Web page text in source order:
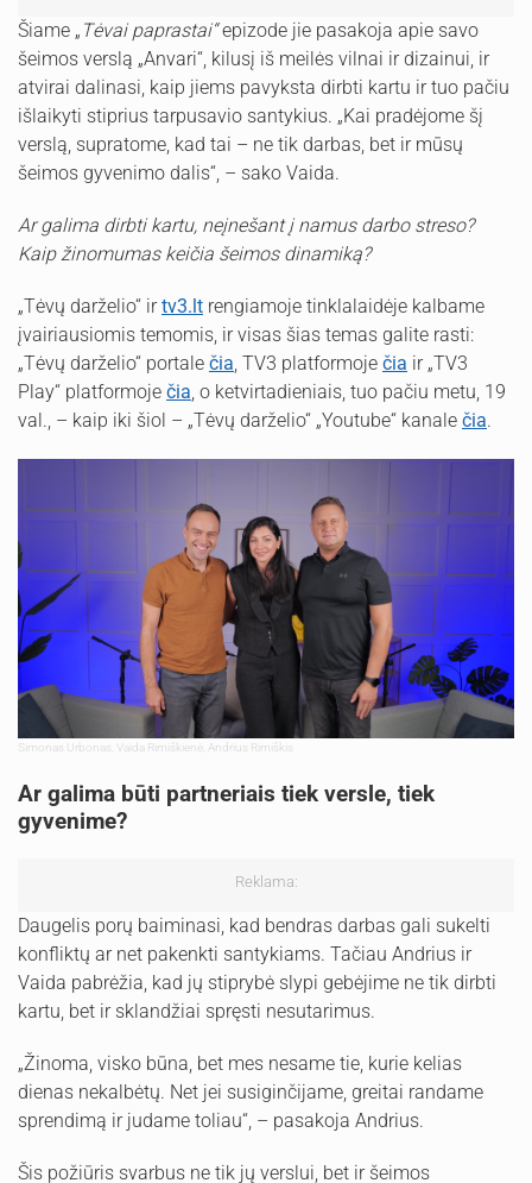
Šiame „ Tėvai paprastai“epizode jie pasakoja apie savo
šeimos verslą „Anvari“, kilusį iš meilės vilnai ir dizainui, ir
atvirai dalinasi, kaip jiems pavyksta dirbti kartu ir tuo pačiu
išlaikyti stiprius tarpusavio santykius. „Kai pradėjome šį
verslą, supratome, kad tai – ne tik darbas, bet ir mūsų
šeimos gyvenimo dalis“, – sako Vaida.
Ar galima dirbti kartu, neįnešant į namus darbo streso?
Kaip žinomumas keičia šeimos dinamiką?
„Tėvų darželio“ irtv3.lt rengiamoje tinklalaidėje kalbame
įvairiausiomis temomis, ir visas šias temas galite rasti:
„Tėvų darželio“ portale čia, TV3 platformoje čia ir „TV3
Play“ platformoje čia, o ketvirtadieniais, tuo pačiu metu, 19
val., – kaip iki šiol – „Tėvų darželio“ „Youtube“ kanale čia.
Simonas Urbonas, Vaida Rimiškienė, Andrius Rimiškis
Ar galima būti partneriais tiek versle, tiek
gyvenime?
Reklama:
Daugelis porų baiminasi, kad bendras darbas gali sukelti
konfliktų ar net pakenkti santykiams. Tačiau Andrius ir
Vaida pabrėžia, kad jų stiprybė slypi gebėjime ne tik dirbti
kartu, bet ir sklandžiai spręsti nesutarimus.
„Žinoma, visko būna, bet mes nesame tie, kurie kelias
dienas nekalbėtų. Net jei susiginčijame, greitai randame
sprendimą ir judame toliau“, – pasakoja Andrius.
Šis požiūris svarbus ne tik jų verslui, bet ir šeimos